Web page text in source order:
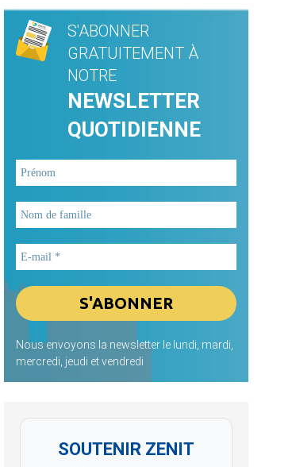
S'ABONNER
GRATUITEMENT À
NOTRE
NEWSLETTER
QUOTIDIENNE
Nous envoyons la newsletter le lundi, mardi,
mercredi, jeudi et vendredi
SOUTENIR ZENIT